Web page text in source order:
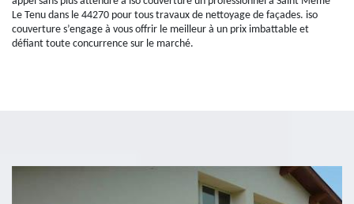
Le Tenu dans le 44270 pour tous travaux de nettoyage de façades. iso
couverture s’engage à vous offrir le meilleur à un prix imbattable et
défiant toute concurrence sur le marché.